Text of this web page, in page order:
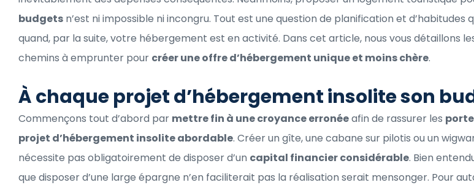
budgets n’est ni impossible ni incongru. Tout est une question de planification et d’habitudes
quand, par la suite, votre hébergement est en activité. Dans cet article, nous vous détaillons
chemins à emprunter pour créer une offre d’hébergement unique et moins chère.
À chaque projet d’hébergement insolite son
Commençons tout d’abord par mettre fin à une croyance erronéeafin de rassurer les
projet d’hébergement insolite abordable. Créer un gîte, une cabane sur pilotis ou un
nécessite pas obligatoirement de disposer d’un capital financier considérable. Bien
que disposer d’une large épargne n’en faciliterait pas la réalisation serait mensonger. Pour